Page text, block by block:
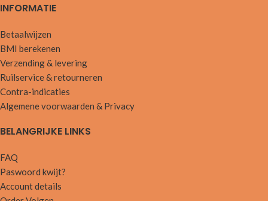
INFORMATIE
Betaalwijzen
BMI berekenen
Verzending & levering
Ruilservice & retourneren
Contra-indicaties
Algemene voorwaarden & Privacy
BELANGRIJKE LINKS
FAQ
Paswoord kwijt?
Account details